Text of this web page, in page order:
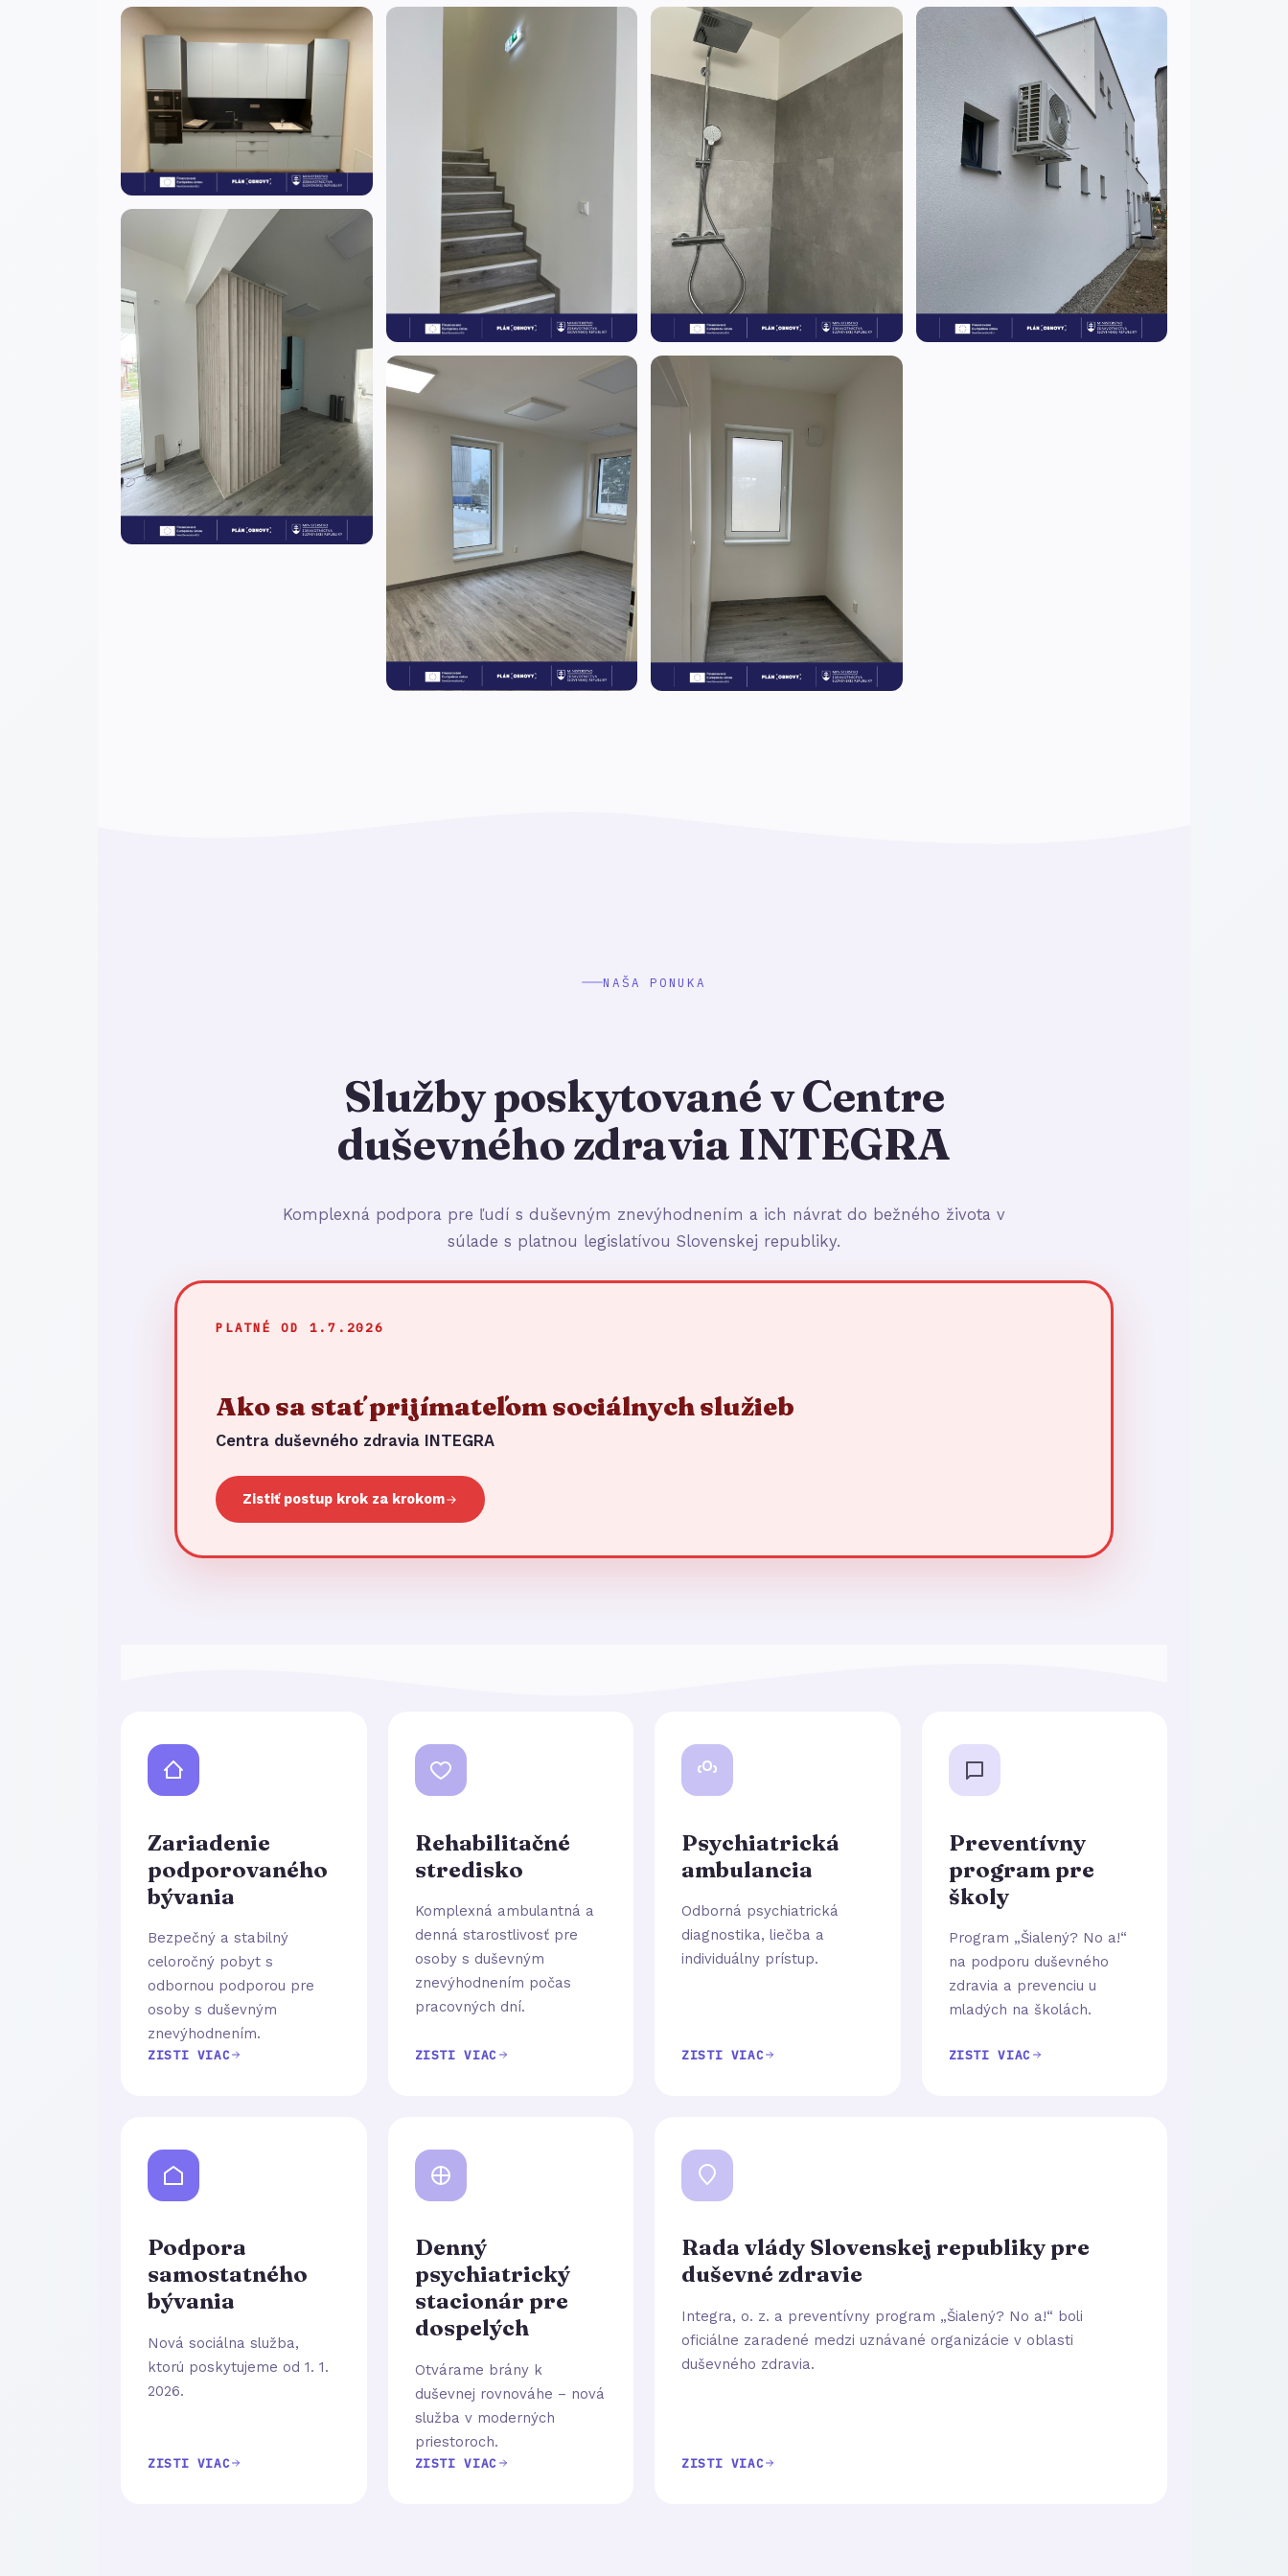
NAŠA PONUKA
Služby poskytované v Centre
duševného zdravia INTEGRA
Komplexná podpora pre ľudí s duševným znevýhodnením a ich návrat do bežného života v
súlade s platnou legislatívou Slovenskej republiky.
PLATNÉ OD 1.7.2026
Ako sa stať prijímateľom sociálnych služieb
Centra duševného zdravia INTEGRA
Zistiť postup krok za krokom
Zariadenie
podporovaného
bývania
Bezpečný a stabilný
celoročný pobyt s
odbornou podporou pre
osoby s duševným
znevýhodnením.
ZISTI VIAC
Rehabilitačné
stredisko
Komplexná ambulantná a
denná starostlivosť pre
osoby s duševným
znevýhodnením počas
pracovných dní.
ZISTI VIAC
Psychiatrická
ambulancia
Odborná psychiatrická
diagnostika, liečba a
individuálny prístup.
ZISTI VIAC
Preventívny
program pre
školy
Program „Šialený? No a!“
na podporu duševného
zdravia a prevenciu u
mladých na školách.
ZISTI VIAC
Podpora
samostatného
bývania
Nová sociálna služba,
ktorú poskytujeme od 1. 1.
2026.
ZISTI VIAC
Denný
psychiatrický
stacionár pre
dospelých
Otvárame brány k
duševnej rovnováhe – nová
služba v moderných
priestoroch.
ZISTI VIAC
Rada vlády Slovenskej republiky pre
duševné zdravie
Integra, o. z. a preventívny program „Šialený? No a!“ boli
oficiálne zaradené medzi uznávané organizácie v oblasti
duševného zdravia.
ZISTI VIAC